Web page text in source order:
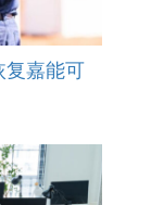
复嘉能可